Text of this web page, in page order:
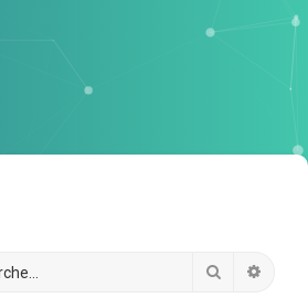
Rechercher